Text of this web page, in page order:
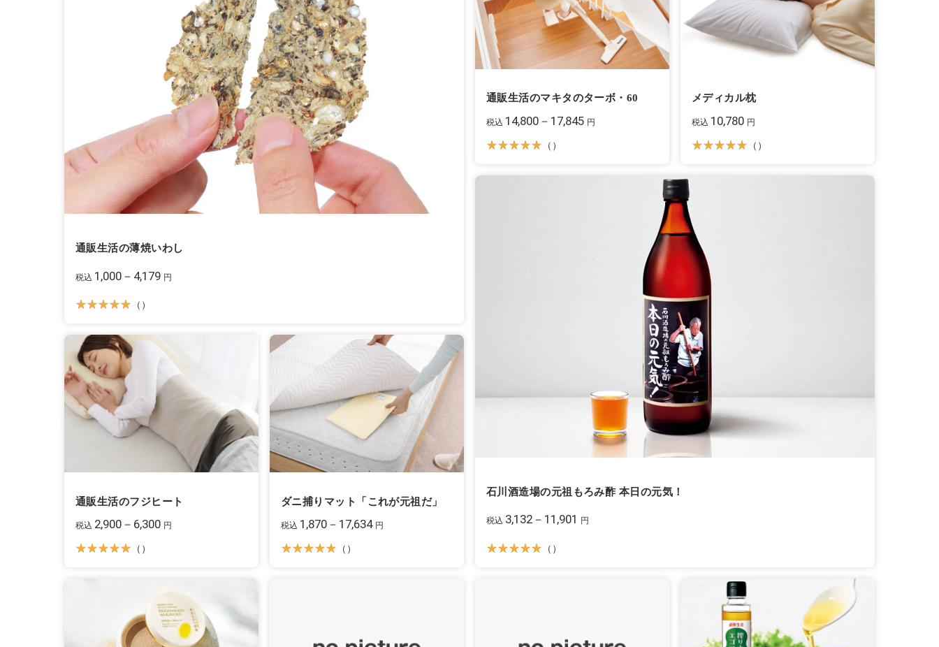
通販生活の薄焼いわし
税込 1,000－4,179 円
（）
石川酒造場の元祖もろみ酢 本日の元気！
税込 3,132－11,901 円
（）
通販生活のマキタのターボ・60
税込 14,800－17,845 円
（）
メディカル枕
税込 10,780 円
（）
通販生活のフジヒート
税込 2,900－6,300 円
（）
ダニ捕りマット「これが元祖だ」
税込 1,870－17,634 円
（）